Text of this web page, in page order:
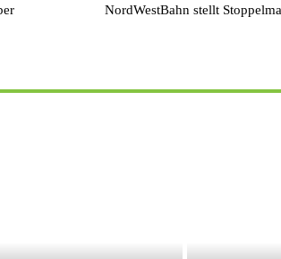
NordWestBahn stellt